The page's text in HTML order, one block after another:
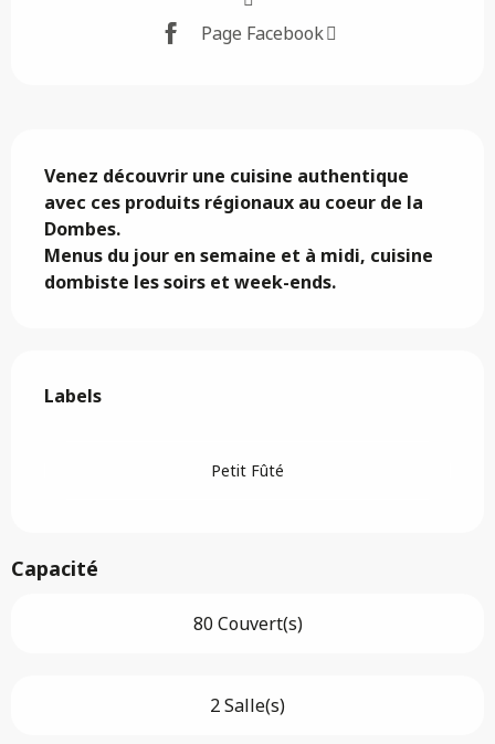
Page Facebook
Venez découvrir une cuisine authentique
avec ces produits régionaux au coeur de la
Dombes.
Menus du jour en semaine et à midi, cuisine
dombiste les soirs et week-ends.
Labels
Labels
Petit Fûté
Capacité
80 Couvert(s)
2 Salle(s)